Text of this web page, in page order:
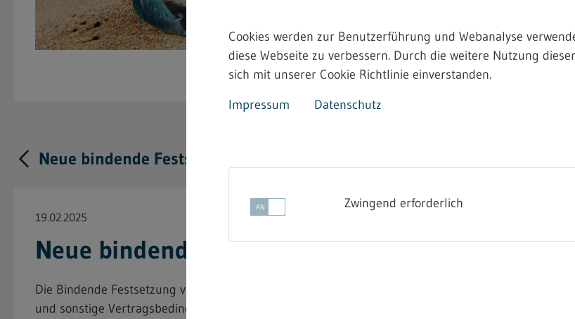
Neue bindende Festsetzung im Heimarbeitsrecht - 4.2.15.1
19.02.2025
Neue bindende Festsetzung im Heimarbeitsrecht
Die Bindende Festsetzung vom 17. Oktober 2024 "Bekanntmachung einer bindenden
und sonstige Vertragsbedingungen für in Heimarbeit Beschäftigte, die vom Handel und sonstigen
Cookies werden zur Benutzerführung und Webanalyse
diese Webseite zu verbessern. Durch die weitere Nutzung
sich mit unserer Cookie Richtlinie einverstanden.
Impressum
Datenschutz
Zwingend erforderlich